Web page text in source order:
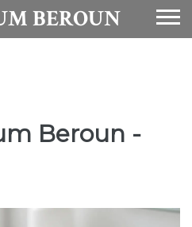
BEROUN
Beroun -